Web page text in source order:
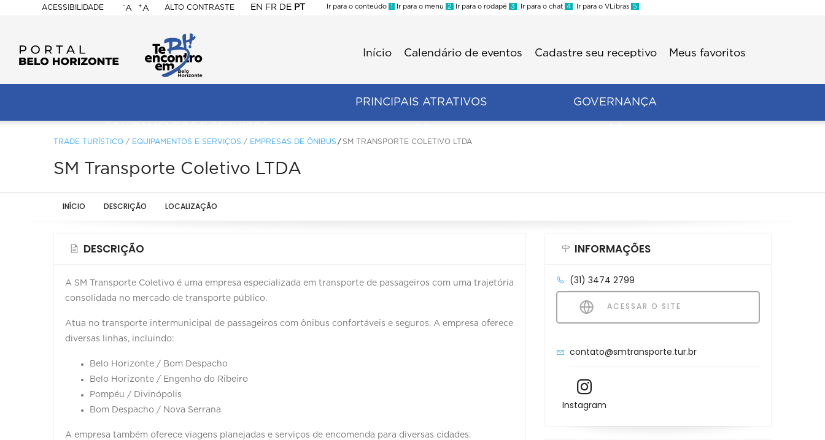
ACESSIBILIDADE
BELO
-A +A ALTO CONTRASTE EN FR DE PT
Ir para o conteúdo 1 Ir para o menu 2 Ir para o rodapé 3 Ir para o chat 4 Ir para o VLibras 5
Início Calendário de eventos Cadastre seu receptivo Meus favoritos
PRINCIPAIS ATRATIVOS GOVERNANÇA
TRADE TURÍSTICO / EQUIPAMENTOS E SERVIÇOS / EMPRESAS DE ÔNIBUS SM TRANSPORTE COLETIVO LTDA
SM Transporte Coletivo LTDA
INÍCIO DESCRIÇÃO LOCALIZAÇÃO
DESCRIÇÃO
A SM Transporte Coletivo é uma empresa especializada em transporte de passageiros com uma trajetória
consolidada no mercado de transporte público.
Atua no transporte intermunicipal de passageiros com ônibus confortáveis e seguros. A empresa oferece
diversas linhas, incluindo:
Belo Horizonte / Bom Despacho
Belo Horizonte / Engenho do Ribeiro
Pompéu / Divinópolis
Bom Despacho / Nova Serrana
A empresa também oferece viagens planejadas e serviços de encomenda para diversas cidades.
INFORMAÇÕES
(31) 3474 2799
ACESSAR O SITE
contato@smtransporte.tur.br
Instagram